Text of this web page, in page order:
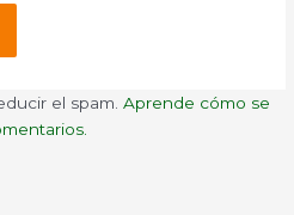
el spam.Aprende cómo se